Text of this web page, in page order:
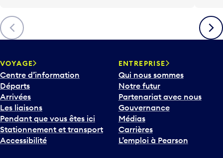
Précédent
VOYAGE
Centre d’information
Départs
Arrivées
Les liaisons
Pendant que vous êtes ici
Stationnement et transport
Accessibilité
ENTREPRISE
Qui nous sommes
Notre futur
Partenariat avec nous
Gouvernance
Médias
Carrières
L’emploi à Pearson